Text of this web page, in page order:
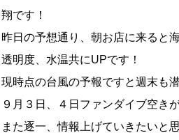
翔です！
昨日の予想通り、朝お店に来ると
透明度、水温共にUPです！
現時点の台風の予報ですと週末も
９月３日、４日ファンダイブ空き
また逐一、情報上げていきたいと思